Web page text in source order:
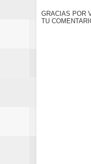
GRACIAS POR
TU